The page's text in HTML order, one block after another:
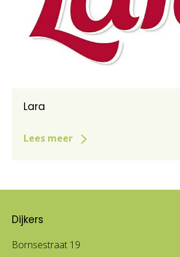
Lara
Lees meer
Dijkers
Bornsestraat 19